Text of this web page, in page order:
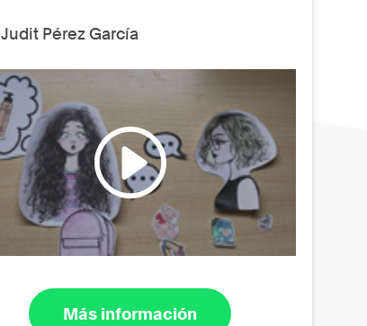
Judit Pérez García
Más información